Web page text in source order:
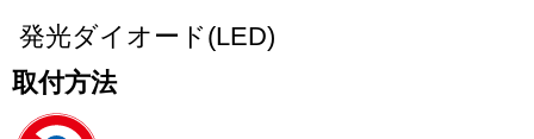
発光ダイオード(LED)
取付方法